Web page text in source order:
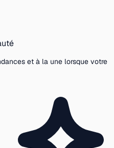
et à la une lorsque votre